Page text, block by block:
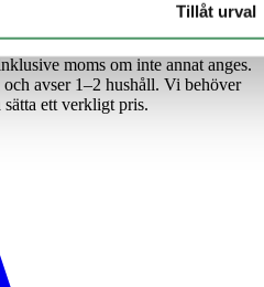
Tillåt urval
moms om inte annat anges.
avser 1–2 hushåll. Vi behöver
ett verkligt pris.